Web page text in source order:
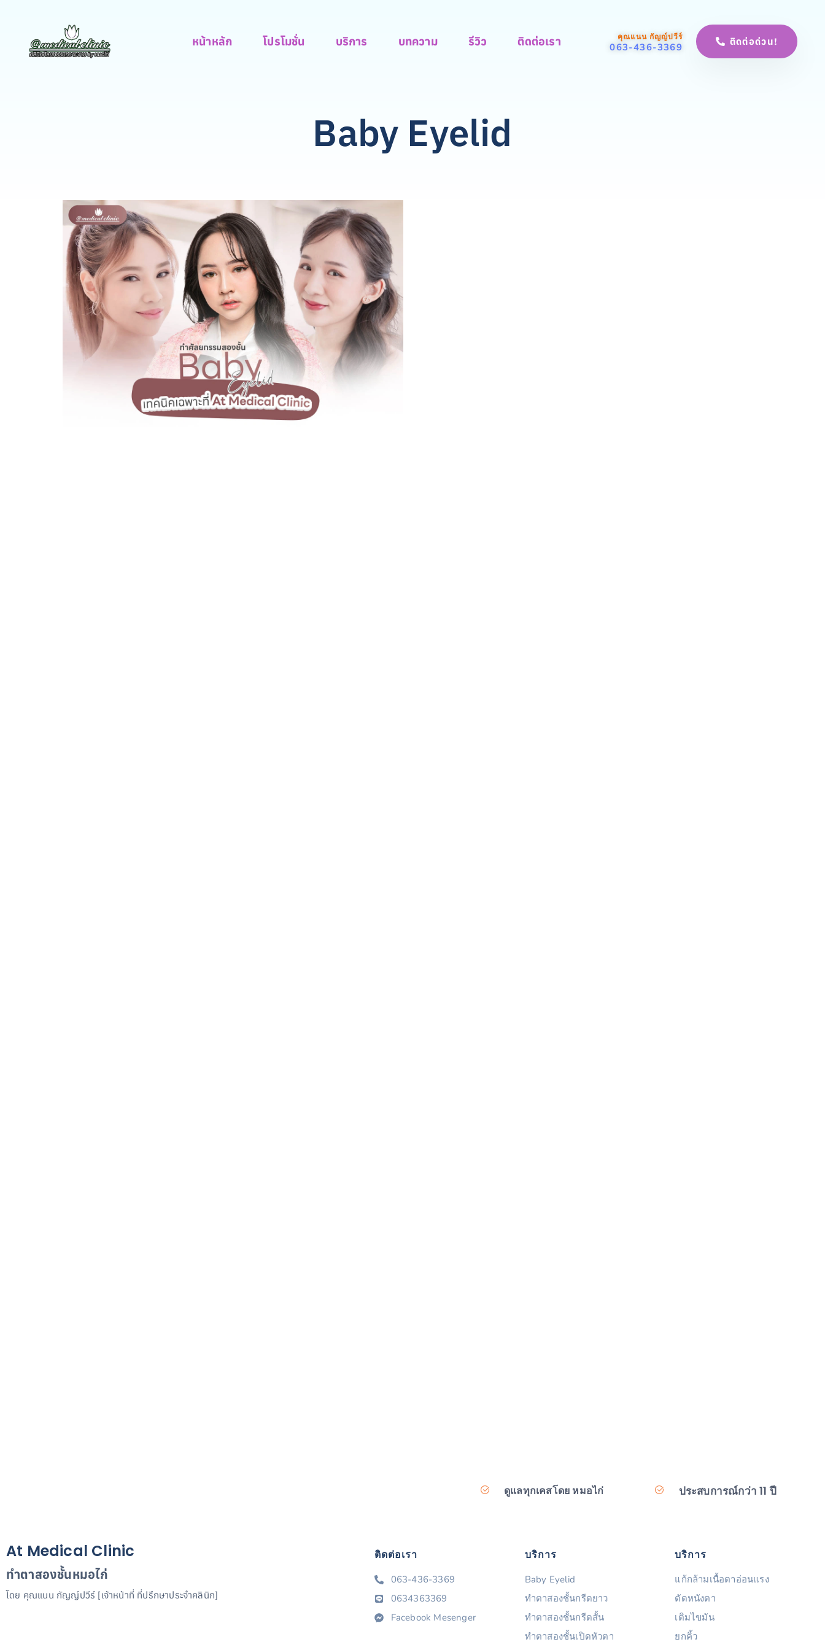
หน้าหลัก โปรโมชั่น บริการ บทความ รีวิว ติดต่อเรา คุณแนน กัญญ์ปวีร์
063-436-3369 ติดต่อด่วน!
Baby Eyelid
ดูแลทุกเคสโดย หมอไก่ ประสบการณ์กว่า 11 ปี
At Medical Clinic
ทำตาสองชั้นหมอไก่
โดย คุณแนน กัญญ์ปวีร์ [เจ้าหน้าที่ ที่ปรึกษาประจำคลินิก]
ติดต่อเรา
063-436-3369
0634363369
Facebook Mesenger
บริการ
Baby Eyelid
ทำตาสองชั้นกรีดยาว
ทำตาสองชั้นกรีดสั้น
ทำตาสองชั้นเปิดหัวตา
บริการ
แก้กล้ามเนื้อตาอ่อนแรง
ตัดหนังตา
เติมไขมัน
ยกคิ้ว